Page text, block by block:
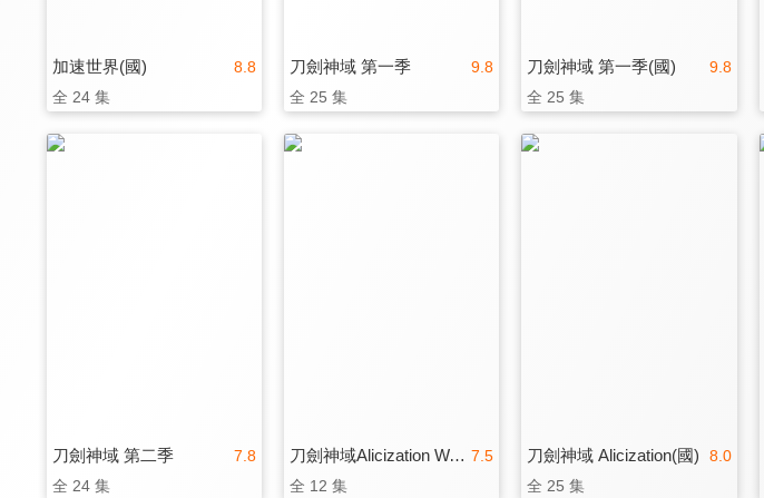
8.8
加速世界(國)
全 24 集
9.8
刀劍神域 第一季
全 25 集
9.8
刀劍神域 第一季(國)
全 25 集
7.8
刀劍神域 第二季
全 24 集
7.5
刀劍神域Alicization War of Underworld
全 12 集
8.0
刀劍神域 Alicization(國)
全 25 集